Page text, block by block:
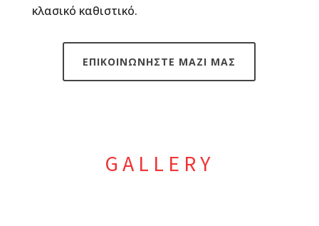
κλασικό καθιστικό.
ΕΠΙΚΟΙΝΩΝΗΣΤΕ ΜΑΖΙ ΜΑΣ
GALLERY